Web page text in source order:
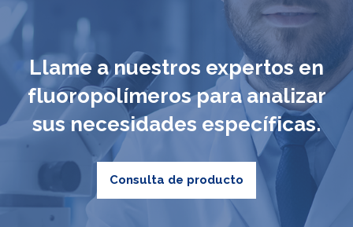
Llame a nuestros expertos en
fluoropolímeros para analizar
sus necesidades específicas.
Consulta de producto